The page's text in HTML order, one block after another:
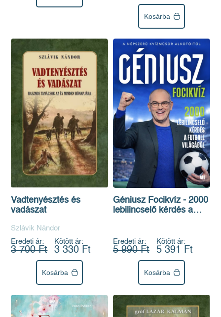
Kosárba
Vadtenyésztés és
vadászat
Szlávik Nándor
Eredeti ár:
3 700 Ft
Kötött ár:
3 330 Ft
Kosárba
Géniusz Focikvíz - 2000
lebilincselő kérdés a
Eredeti ár:
5 990 Ft
Kötött ár:
5 391 Ft
Kosárba